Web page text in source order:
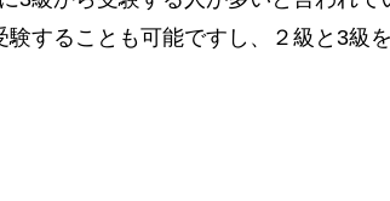
することも可能ですし、２級と3級